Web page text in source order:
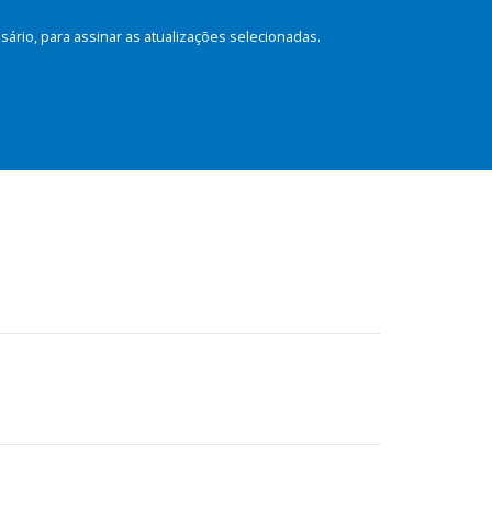
para assinar as atualizações selecionadas.